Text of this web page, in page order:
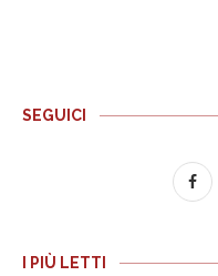
SEGUICI
I PIÙ LETTI